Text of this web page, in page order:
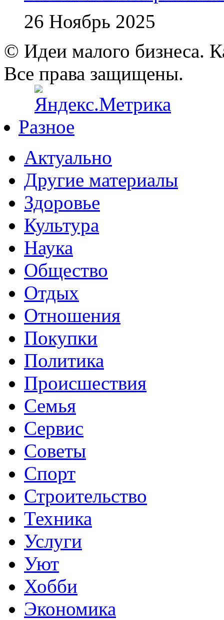
26 Ноябрь 2025
© Идеи малого бизнеса.
Все права защищены.
Разное
Актуально
Другие материалы
Здоровье
Культура
Наука
Общество
Отдых
Отношения
Покупки
Политика
Происшествия
Семья
Сервис
Советы
Спорт
Строительство
Техника
Услуги
Уют
Хобби
Экономика